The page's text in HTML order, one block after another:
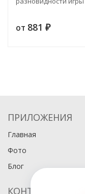
от 881 ₽
ПРИЛОЖЕНИЯ
Главная
Фото
Блог
КОНТАКТЫ